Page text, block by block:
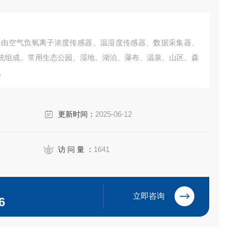
空气负氧离子浓度传感器、温湿度传感器、数据采集器、
组成。常用生态公园、湿地、湖泊、瀑布、温泉、山区、森
更新时间： 2025-06-12
访 问 量 ： 1641
立即咨询